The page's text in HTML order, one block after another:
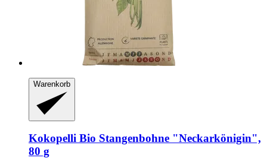
Warenkorb
Kokopelli Bio Stangenbohne "Neckarkönigin",
80 g